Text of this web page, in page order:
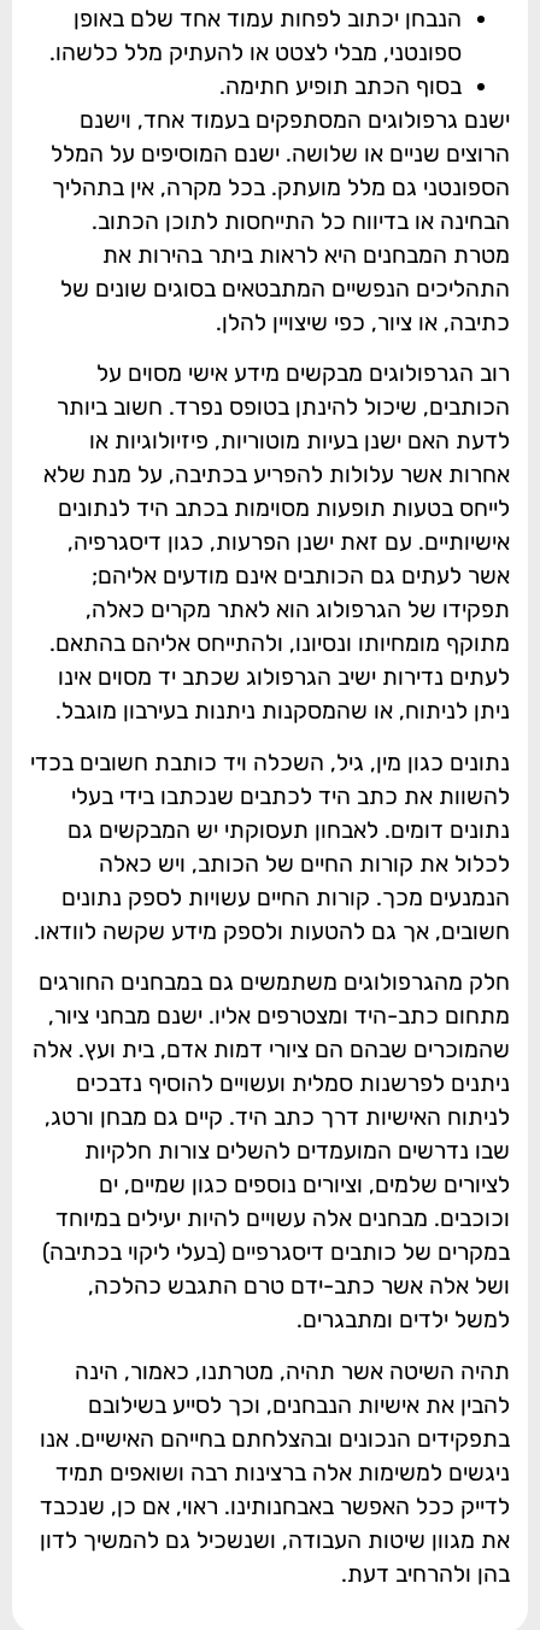
הנבחן יכתוב לפחות עמוד אחד שלם באופן
ספונטני, מבלי לצטט או להעתיק מלל כלשהו.
בסוף הכתב תופיע חתימה.
ישנם גרפולוגים המסתפקים בעמוד אחד, וישנם
הרוצים שניים או שלושה. ישנם המוסיפים על המלל
הספונטני גם מלל מועתק. בכל מקרה, אין בתהליך
הבחינה או בדיווח כל התייחסות לתוכן הכתוב.
מטרת המבחנים היא לראות ביתר בהירות את
התהליכים הנפשיים המתבטאים בסוגים שונים של
כתיבה, או ציור, כפי שיצויין להלן.
רוב הגרפולוגים מבקשים מידע אישי מסוים על
הכותבים, שיכול להינתן בטופס נפרד. חשוב ביותר
לדעת האם ישנן בעיות מוטוריות, פיזיולוגיות או
אחרות אשר עלולות להפריע בכתיבה, על מנת שלא
לייחס בטעות תופעות מסוימות בכתב היד לנתונים
אישיותיים. עם זאת ישנן הפרעות, כגון דיסגרפיה,
אשר לעתים גם הכותבים אינם מודעים אליהם;
תפקידו של הגרפולוג הוא לאתר מקרים כאלה,
מתוקף מומחיותו ונסיונו, ולהתייחס אליהם בהתאם.
לעתים נדירות ישיב הגרפולוג שכתב יד מסוים אינו
ניתן לניתוח, או שהמסקנות ניתנות בעירבון מוגבל.
נתונים כגון מין, גיל, השכלה ויד כותבת חשובים בכדי
להשוות את כתב היד לכתבים שנכתבו בידי בעלי
נתונים דומים. לאבחון תעסוקתי יש המבקשים גם
לכלול את קורות החיים של הכותב, ויש כאלה
הנמנעים מכך. קורות החיים עשויות לספק נתונים
חשובים, אך גם להטעות ולספק מידע שקשה לוודאו.
חלק מהגרפולוגים משתמשים גם במבחנים החורגים
מתחום כתב-היד ומצטרפים אליו. ישנם מבחני ציור,
שהמוכרים שבהם הם ציורי דמות אדם, בית ועץ. אלה
ניתנים לפרשנות סמלית ועשויים להוסיף נדבכים
לניתוח האישיות דרך כתב היד. קיים גם מבחן ורטג,
שבו נדרשים המועמדים להשלים צורות חלקיות
לציורים שלמים, וציורים נוספים כגון שמיים, ים
וכוכבים. מבחנים אלה עשויים להיות יעילים במיוחד
במקרים של כותבים דיסגרפיים (בעלי ליקוי בכתיבה)
ושל אלה אשר כתב-ידם טרם התגבש כהלכה,
למשל ילדים ומתבגרים.
תהיה השיטה אשר תהיה, מטרתנו, כאמור, הינה
להבין את אישיות הנבחנים, וכך לסייע בשילובם
בתפקידים הנכונים ובהצלחתם בחייהם האישיים. אנו
ניגשים למשימות אלה ברצינות רבה ושואפים תמיד
לדייק ככל האפשר באבחנותינו. ראוי, אם כן, שנכבד
את מגוון שיטות העבודה, ושנשכיל גם להמשיך לדון
בהן ולהרחיב דעת.